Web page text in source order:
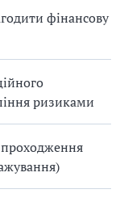
фінансову
ризиками
проходження